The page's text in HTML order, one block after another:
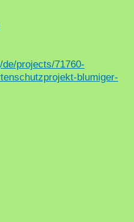
projects/71760-
blumiger-